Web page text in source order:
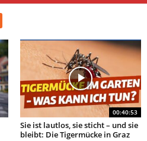
00:40:53
Sie ist lautlos, sie sticht – und sie
bleibt: Die Tigermücke in Graz